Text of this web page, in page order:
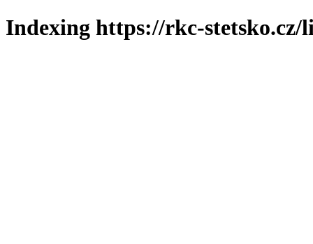
Indexing https://rkc-stetsko.cz/